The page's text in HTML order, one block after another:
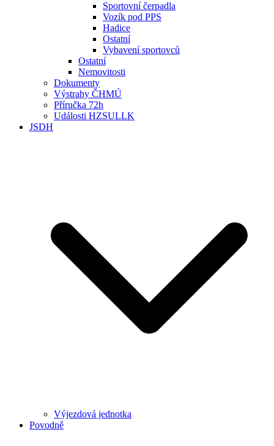
Sportovní čerpadla
Vozík pod PPS
Hadice
Ostatní
Vybavení sportovců
Ostatní
Nemovitosti
Dokumenty
Výstrahy ČHMÚ
Příručka 72h
Události HZSULLK
JSDH
Výjezdová jednotka
Povodně